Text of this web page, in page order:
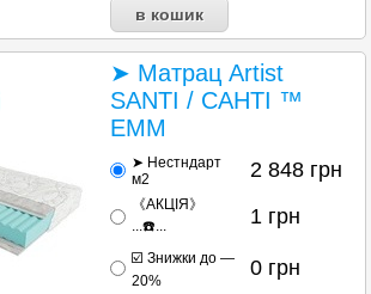
➤ Матрац Artist
SANTI / САНТІ ™
ЕММ
➤ Нестндарт
м2
2 848 грн
《АКЦІЯ》
...☎️...
1 грн
☑️ Знижки до —
20%
0 грн